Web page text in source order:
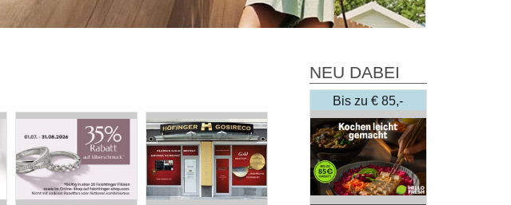
NEU DABEI
Bis zu € 85,-
Rabatt